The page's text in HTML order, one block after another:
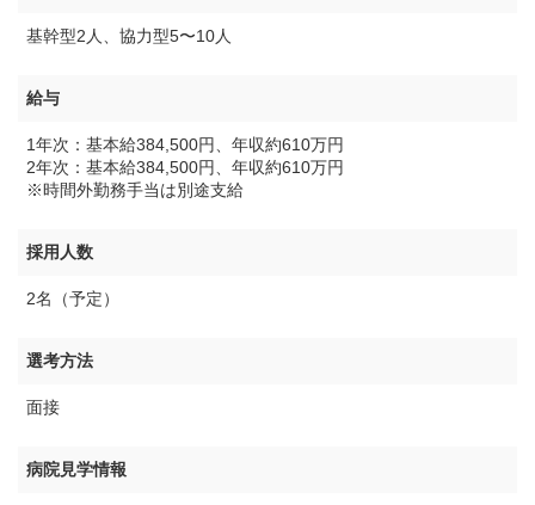
基幹型2人、協力型5〜10人
給与
1年次：基本給384,500円、年収約610万円
2年次：基本給384,500円、年収約610万円
※時間外勤務手当は別途支給
採用人数
2名（予定）
選考方法
面接
病院見学情報